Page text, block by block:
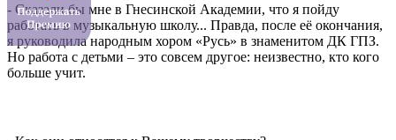
- Сказали бы мне в Гнесинской Академии, что я пойду
работать в музыкальную школу... Правда, после её окончания,
я руководила народным хором «Русь» в знаменитом ДК ГПЗ.
Но работа с детьми – это совсем другое: неизвестно, кто кого
больше учит.